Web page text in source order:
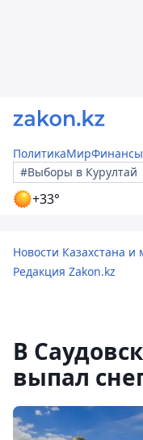
ПолитикаМирФинансы
#Выборы в Курултай
+33°
Новости Казахстана и
Редакция Zakon.kz
В
выпал